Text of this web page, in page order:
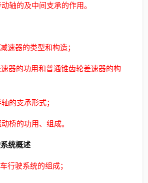
动轴的及中间支承的作用。
速器的类型和构造；
速器的功用和普通锥齿轮差速器的构
的支承形式；
桥的功用、组成。
统概述
行驶系统的组成；